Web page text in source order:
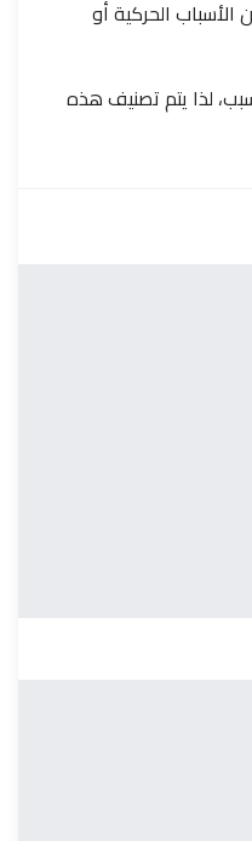
الحركية أو
لذا يتم تصنيف هذه